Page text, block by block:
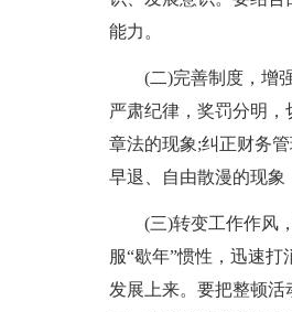
能力。
(二)完善制度，增
严肃纪律，奖罚分明
章法的现象;纠正财务
早退、自由散漫的现
(三)转变工作作风
服“歇年”惯性，迅速
发展上来。要把整顿